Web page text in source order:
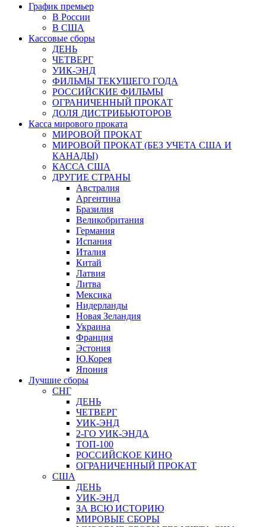
График премьер
В России
В США
Кассовые сборы
ДЕНЬ
ЧЕТВЕРГ
УИК-ЭНД
ФИЛЬМЫ ТЕКУЩЕГО ГОДА
РОССИЙСКИЕ ФИЛЬМЫ
ОГРАНИЧЕННЫЙ ПРОКАТ
ДОЛЯ ДИСТРИБЬЮТОРОВ
Касса мирового проката
МИРОВОЙ ПРОКАТ
МИРОВОЙ ПРОКАТ (БЕЗ УЧЕТА США И
КАНАДЫ)
КАССА США
ДРУГИЕ СТРАНЫ
Австралия
Аргентина
Бразилия
Великобритания
Германия
Испания
Италия
Китай
Латвия
Литва
Мексика
Нидерланды
Новая Зеландия
Украина
Франция
Эстония
Ю.Корея
Япония
Лучшие сборы
СНГ
ДЕНЬ
ЧЕТВЕРГ
УИК-ЭНД
2-ГО УИК-ЭНДА
ТОП-100
РОССИЙСКОЕ КИНО
ОГРАНИЧЕННЫЙ ПРОКАТ
США
ДЕНЬ
УИК-ЭНД
ЗА ВСЮ ИСТОРИЮ
МИРОВЫЕ СБОРЫ